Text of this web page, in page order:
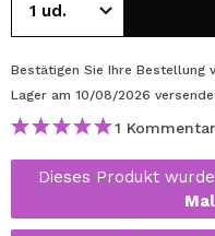
Bestätigen Sie Ihre Bestellung
Lager am 10/08/2026
1
Dieses Produkt